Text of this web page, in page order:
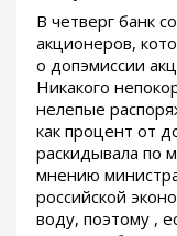
В четверг банк
акционеров,
о допэмиссии
Никакого
нелепые
как процент от
раскидывала по
мнению
российской
воду, поэтому ,